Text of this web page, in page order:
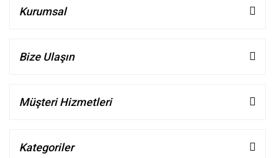
Kurumsal
Bize Ulaşın
Müşteri Hizmetleri
Kategoriler